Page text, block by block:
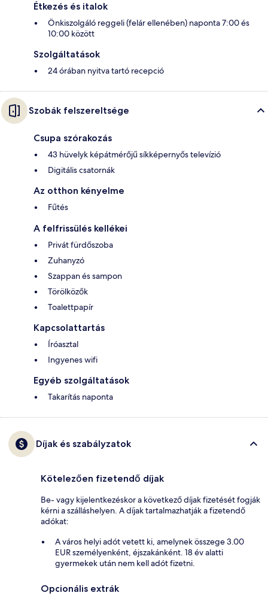
Étkezés és italok
Önkiszolgáló reggeli (felár ellenében) naponta 7:00 és
10:00 között
Szolgáltatások
24 órában nyitva tartó recepció
Szobák felszereltsége
Csupa szórakozás
43 hüvelyk képátmérőjű síkképernyős televízió
Digitális csatornák
Az otthon kényelme
Fűtés
A felfrissülés kellékei
Privát fürdőszoba
Zuhanyzó
Szappan és sampon
Törölközők
Toalettpapír
Kapcsolattartás
Íróasztal
Ingyenes wifi
Egyéb szolgáltatások
Takarítás naponta
Díjak és szabályzatok
Kötelezően fizetendő díjak
Be- vagy kijelentkezéskor a következő díjak fizetését fogják
kérni a szálláshelyen. A díjak tartalmazhatják a fizetendő
adókat:
A város helyi adót vetett ki, amelynek összege 3.00
EUR személyenként, éjszakánként. 18 év alatti
gyermekek után nem kell adót fizetni.
Opcionális extrák